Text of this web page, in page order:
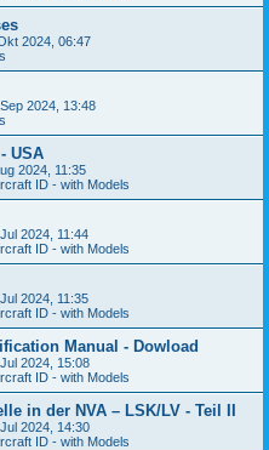
2024, 06:47
2024, 13:48
USA
2024, 11:35
ID - with Models
2024, 11:44
ID - with Models
2024, 11:35
ID - with Models
Manual - Dowload
2024, 15:08
ID - with Models
in der NVA – LSK/LV - Teil II
2024, 14:30
ID - with Models